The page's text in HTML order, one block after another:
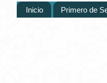
Inicio Primero de